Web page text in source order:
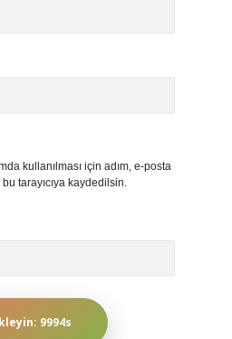
kullanılması için adım, e-posta
tarayıcıya kaydedilsin.